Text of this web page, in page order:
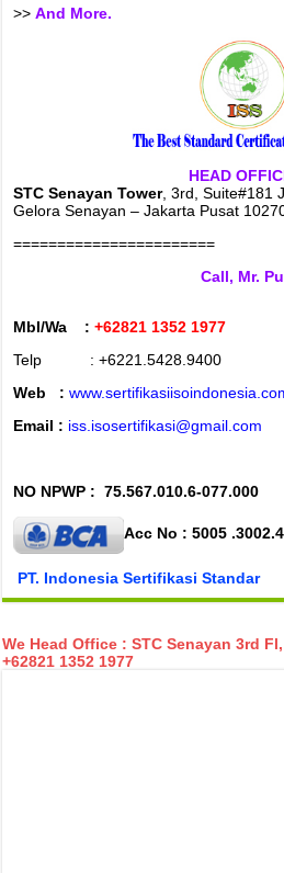
>>And More.
HEAD
STC Senayan Tower, 3rd, Suite#181
Gelora Senayan – Jakarta Pusat
=======================
Call, Mr.
Mbl/Wa :+62821 1352 1977
Telp : +6221.5428.9400
Web :
Email : iss.isosertifikasi@gmail.com
NO NPWP : 75.567.010.6-077.000
Acc No : 5005
PT. Indonesia Sertifikasi Standar
We Head Office : STC Senayan 3rd
+62821 1352 1977